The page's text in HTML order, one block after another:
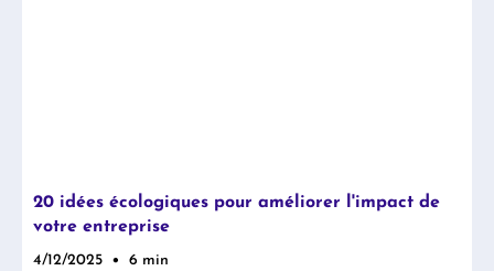
20 idées écologiques pour améliorer l'impact de
votre entreprise
4/12/2025 • 6 min